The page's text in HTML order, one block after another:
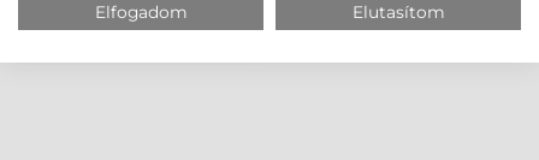
Elfogadom Elutasítom